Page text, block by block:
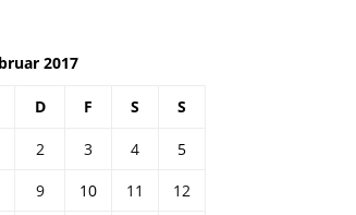
2017
D F S S
2 3 4
5
9 10 11
12